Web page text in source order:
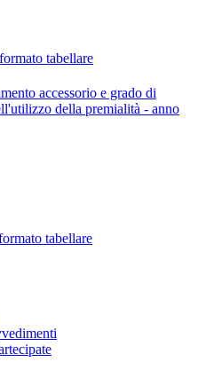
tabellare
accessorio e grado di
della premialità - anno
tabellare